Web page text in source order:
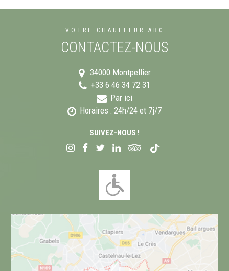
VOTRE CHAUFFEUR ABC
CONTACTEZ-NOUS
34000 Montpellier
+33 6 46 34 72 31
Par ici
Horaires : 24h/24 et 7j/7
SUIVEZ-NOUS !